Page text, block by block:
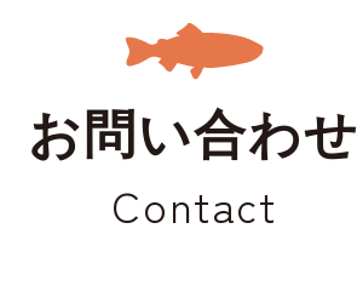
お問い合わせ
Contact